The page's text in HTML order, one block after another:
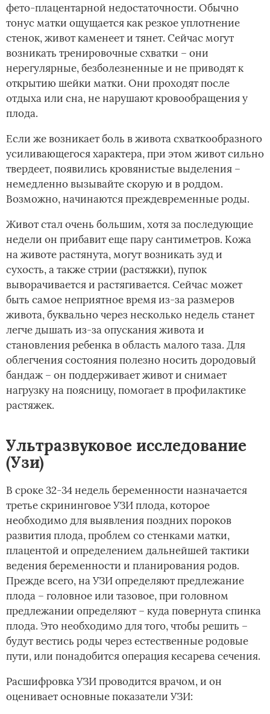
фето-плацентарной недостаточности. Обычно
тонус матки ощущается как резкое уплотнение
стенок, живот каменеет и тянет. Сейчас могут
возникать тренировочные схватки – они
нерегулярные, безболезненные и не приводят к
открытию шейки матки. Они проходят после
отдыха или сна, не нарушают кровообращения у
плода.
Если же возникает боль в живота схваткообразного
усиливающегося характера, при этом живот сильно
твердеет, появились кровянистые выделения –
немедленно вызывайте скорую и в роддом.
Возможно, начинаются преждевременные роды.
Живот стал очень большим, хотя за последующие
недели он прибавит еще пару сантиметров. Кожа
на животе растянута, могут возникать зуд и
сухость, а также стрии (растяжки), пупок
выворачивается и растягивается. Сейчас может
быть самое неприятное время из-за размеров
живота, буквально через несколько недель станет
легче дышать из-за опускания живота и
становления ребенка в область малого таза. Для
облегчения состояния полезно носить дородовый
бандаж – он поддерживает живот и снимает
нагрузку на поясницу, помогает в профилактике
растяжек.
Ультразвуковое исследование
(Узи)
В сроке 32-34 недель беременности назначается
третье скрининговое УЗИ плода, которое
необходимо для выявления поздних пороков
развития плода, проблем со стенками матки,
плацентой и определением дальнейшей тактики
ведения беременности и планирования родов.
Прежде всего, на УЗИ определяют предлежание
плода – головное или тазовое, при головном
предлежании определяют – куда повернута спинка
плода. Это необходимо для того, чтобы решить –
будут вестись роды через естественные родовые
пути, или понадобится операция кесарева сечения.
Расшифровка УЗИ проводится врачом, и он
оценивает основные показатели УЗИ: